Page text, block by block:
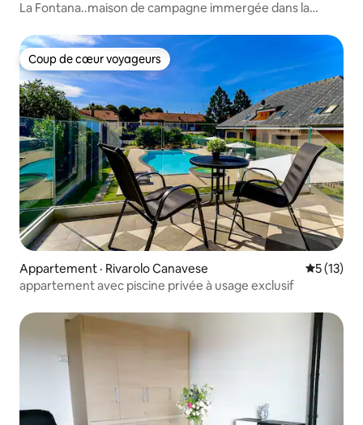
La Fontana..maison de campagne immergée dans la
Coup de cœur voyageurs
Coup de cœur voyageurs
Appartement · Rivarolo Canavese Note
5 (13)
appartement avec piscine privée à usage exclusif